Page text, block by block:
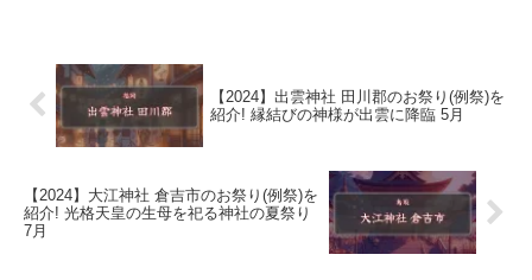
【2024】出雲神社 田川郡のお祭り(例祭)を
紹介! 縁結びの神様が出雲に降臨 5月
【2024】大江神社 倉吉市のお祭り(例祭)を
紹介! 光格天皇の生母を祀る神社の夏祭り
7月